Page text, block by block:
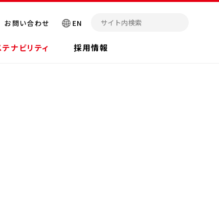
お問い合わせ EN
ナビリティ 採用情報